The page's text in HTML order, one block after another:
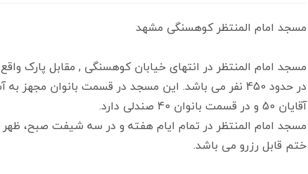
مسجد امام المنتظر کوهسنگی مشهد
مسجد امام المنتظر در انتهای خیابان کوهسنگی , مقابل پارک
در حدود 450 نفر می باشد. این مسجد در قسمت بانوان
آقایان 50 و در قسمت بانوان 40 صندلی دارد.
مسجد امام المنتظر در تمام ایام هفته و در سه شیفت صبح، ظهر
ختم قابل رزرو می باشد.